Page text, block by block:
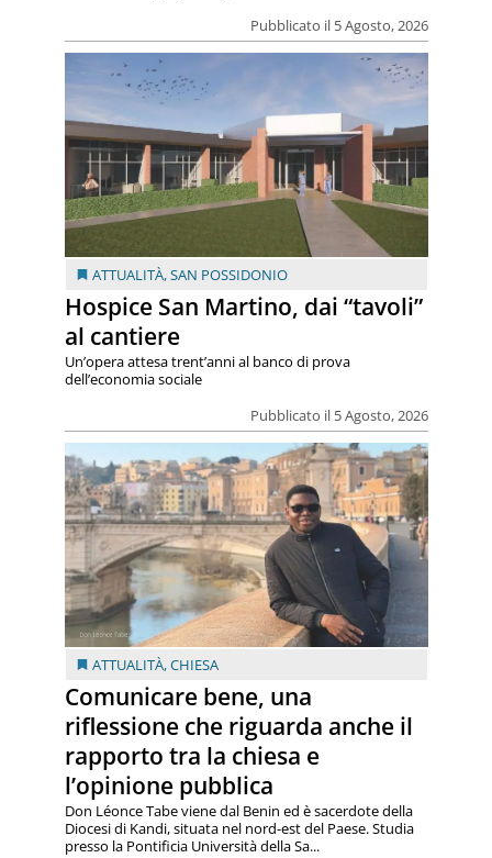
Pubblicato il 5 Agosto, 2026
ATTUALITÀ,SAN POSSIDONIO
Hospice San Martino, dai “tavoli”
al cantiere
Pubblicato il 5 Agosto, 2026
Un’opera attesa trent’anni al banco di prova
dell’economia sociale
ATTUALITÀ,CHIESA
Comunicare bene, una
riflessione che riguarda anche il
rapporto tra la chiesa e
l’opinione pubblica
Don Léonce Tabe viene dal Benin ed è sacerdote della
Diocesi di Kandi, situata nel nord-est del Paese. Studia
presso la Pontificia Università della Sa...